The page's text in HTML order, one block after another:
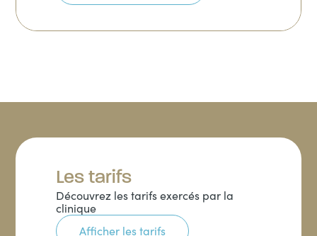
Les tarifs
Découvrez les tarifs exercés par la
clinique
Afficher les tarifs